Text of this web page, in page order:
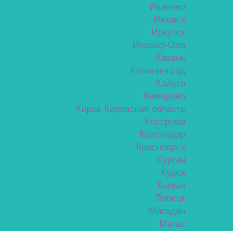
Иваново
Ижевск
Иркутск
Йошкар-Ола
Казань
Калининград
Калуга
Кемерово
Киров Кировская область
Кострома
Краснодар
Красноярск
Курган
Курск
Кызыл
Липецк
Магадан
Магас